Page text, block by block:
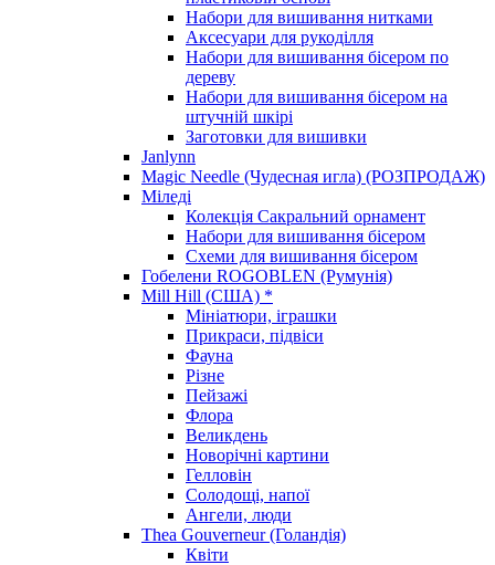
Набори для вишивання нитками
Аксесуари для рукоділля
Набори для вишивання бісером по
дереву
Набори для вишивання бісером на
штучній шкірі
Заготовки для вишивки
Janlynn
Magic Needle (Чудесная игла) (РОЗПРОДАЖ)
Міледі
Колекція Сакральний орнамент
Набори для вишивання бісером
Схеми для вишивання бісером
Гобелени ROGOBLEN (Румунія)
Mill Hill (США) *
Мініатюри, іграшки
Прикраси, підвіси
Фауна
Різне
Пейзажі
Флора
Великдень
Новорічні картини
Гелловін
Солодощі, напої
Ангели, люди
Thea Gouverneur (Голандія)
Квіти